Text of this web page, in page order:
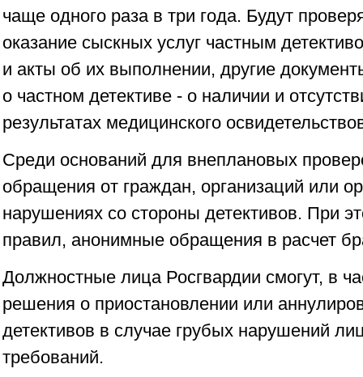
чаще одного раза в три года. Будут
оказание сыскных услуг частным
и акты об их выполнении, другие
о частном детективе - о наличии и
результатах медицинского
Среди оснований для внеплановых
обращения от граждан, организаций или
нарушениях со стороны детективов. При
правил, анонимные обращения в расчет
Должностные лица Росгвардии смогут, в
решения о приостановлении или
детективов в случае грубых нарушений
требований.